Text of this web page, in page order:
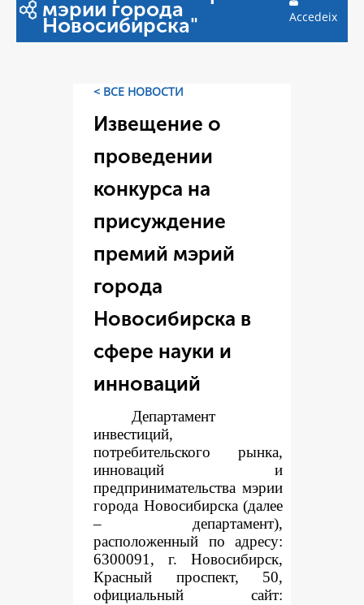
мэрии города
Новосибирска" Accedeix
< ВСЕ НОВОСТИ
Извещение о
проведении
конкурса на
присуждение
премий мэрий
города
Новосибирска в
сфере науки и
инноваций
Департамент
инвестиций,
потребительского рынка,
инноваций и
предпринимательства мэрии
города Новосибирска (далее
– департамент),
расположенный по адресу:
6300091, г. Новосибирск,
Красный проспект, 50,
официальный сайт: